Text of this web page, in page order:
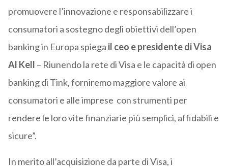
promuovere l’innovazione e responsabilizzare i
consumatori a sostegno degli obiettivi dell’open
banking in Europa spiega il ceo e presidente di Visa
Al Kell – Riunendo la rete di Visa e le capacità di open
banking di Tink, forniremo maggiore valore ai
consumatori e alle imprese con strumenti per
rendere le loro vite finanziarie più semplici, affidabili e
sicure”.
In merito all’acquisizione da parte di Visa, i